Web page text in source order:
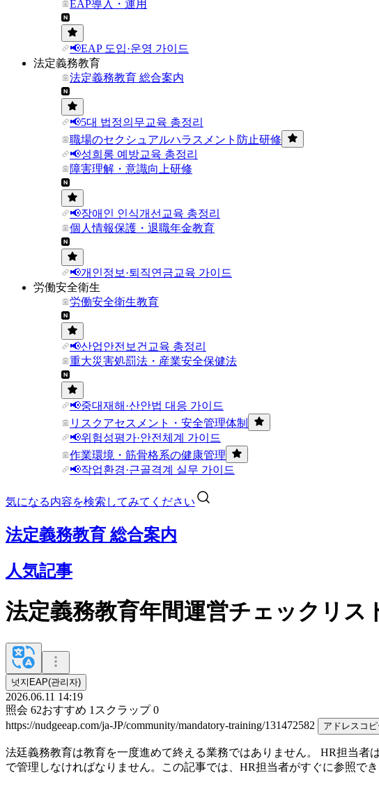
EAP導入・運用
📢EAP 도입·운영 가이드
法定義務教育
法定義務教育 総合案内
📢5대 법정의무교육 총정리
職場のセクシュアルハラスメント防止研修
📢성희롱 예방교육 총정리
障害理解・意識向上研修
📢장애인 인식개선교육 총정리
個人情報保護・退職年金教育
📢개인정보·퇴직연금교육 가이드
労働安全衛生
労働安全衛生教育
📢산업안전보건교육 총정리
重大災害処罰法・産業安全保健法
📢중대재해·산안법 대응 가이드
リスクアセスメント・安全管理体制
📢위험성평가·안전체계 가이드
作業環境・筋骨格系の健康管理
📢작업환경·근골격계 실무 가이드
気になる内容を検索してみてください
法定義務教育 総合案内
人気記事
法定義務教育年間運営チェックリス
넛지EAP(관리자)
2026.06.11 14:19
照会 62おすすめ 1 スクラップ 0
https://nudgeeap.com/ja-JP/community/mandatory-training/131472582
アドレスコピ
法廷義務教育は教育を一度進めて終える業務ではありません。 HR担当
で管理しなければなりません。この記事では、HR担当者がすぐに参照で